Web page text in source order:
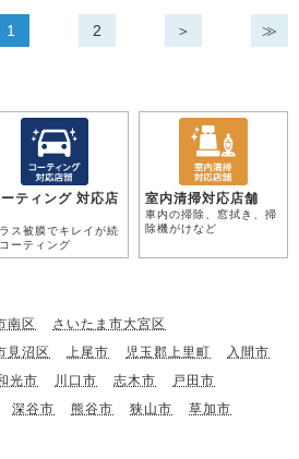
1 2 ＞ ≫
ティング 対応店
ス被膜でキレイが続
ーティング
室内清掃対応店舗
車内の掃除、窓拭き、掃
除機がけなど
南区
さいたま市大宮区
見沼区 上尾市 児玉郡上里町
入間市
光市 川口市 志木市
戸田市
深谷市 熊谷市 狭山市
草加市